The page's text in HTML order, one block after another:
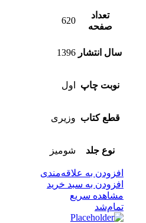
تعداد
صفحه
620
سال انتشار 1396
نوبت چاپ اول
قطع کتاب وزیری
نوع جلد شومیز
افزودن به علاقه‌مندی
افزودن به سبد خرید
مشاهده سریع
تمام‌شد